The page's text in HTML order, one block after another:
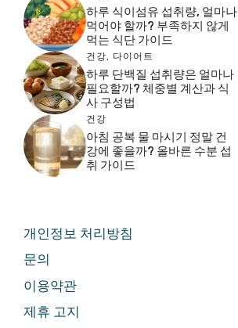
하루 식이섬유 섭취량, 얼마나
먹어야 할까? 부족하지 않게
먹는 식단 가이드
건강, 다이어트
하루 단백질 섭취량은 얼마나
필요할까? 체중별 계산과 식
사 구성법
건강
아침 공복 물 마시기 정말 건
강에 좋을까? 올바른 수분 섭
취 가이드
개인정보 처리방침
문의
이용약관
제휴 고지